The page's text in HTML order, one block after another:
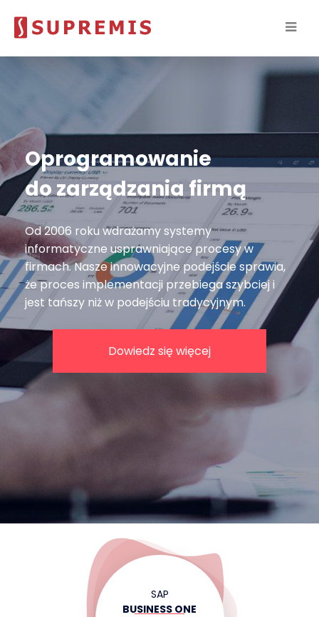
zarządzania firmą
roku wdrażamy systemy
usprawniające procesy w
Nasze innowacyjne podejście sprawia,
implementacji przebiega szybciej i
niż w podejściu tradycyjnym.
Dowiedz się więcej
SAP
BUSINESS ONE